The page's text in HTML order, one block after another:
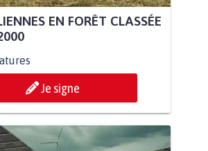
EN FORÊT CLASSÉE
Je signe